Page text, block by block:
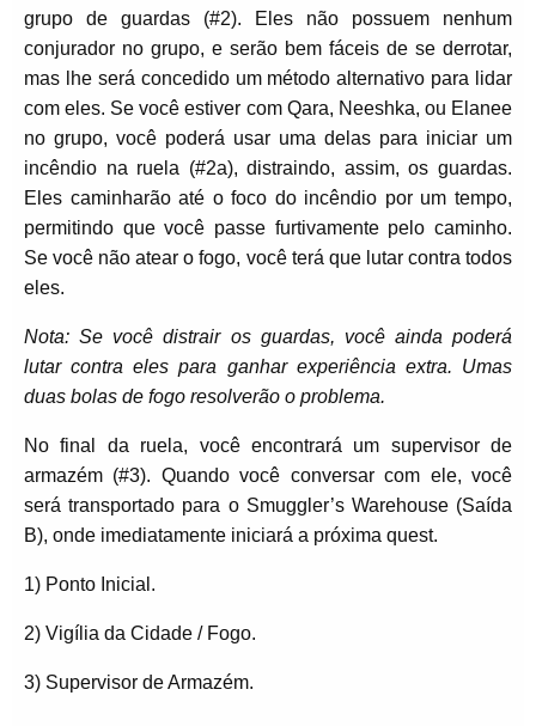
grupo de guardas (#2). Eles não possuem nenhum
conjurador no grupo, e serão bem fáceis de se derrotar,
mas lhe será concedido um método alternativo para lidar
com eles. Se você estiver com Qara, Neeshka, ou Elanee
no grupo, você poderá usar uma delas para iniciar um
incêndio na ruela (#2a), distraindo, assim, os guardas.
Eles caminharão até o foco do incêndio por um tempo,
permitindo que você passe furtivamente pelo caminho.
Se você não atear o fogo, você terá que lutar contra todos
eles.
Nota: Se você distrair os guardas, você ainda poderá
lutar contra eles para ganhar experiência extra. Umas
duas bolas de fogo resolverão o problema.
No final da ruela, você encontrará um supervisor de
armazém (#3). Quando você conversar com ele, você
será transportado para o Smuggler’s Warehouse (Saída
B), onde imediatamente iniciará a próxima quest.
1) Ponto Inicial.
2) Vigília da Cidade / Fogo.
3) Supervisor de Armazém.